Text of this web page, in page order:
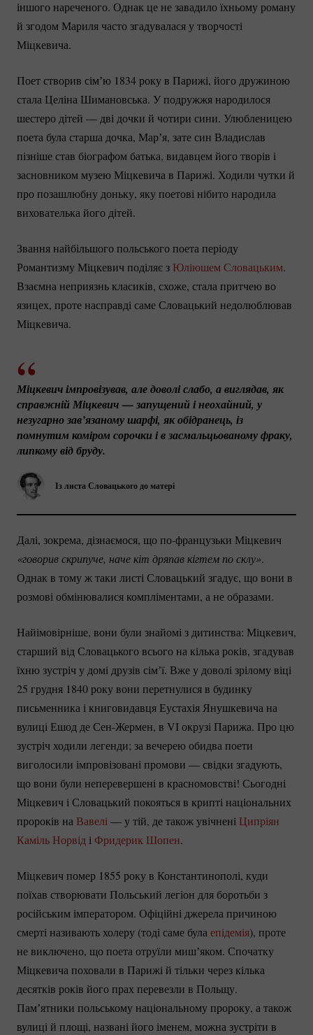
іншого нареченого. Однак це не завадило їхньому роману
й згодом Мариля часто згадувалася у творчості
Міцкевича.
Поет створив сімʼю 1834 року в Парижі, його дружиною
стала Целіна Шимановська. У подружжя народилося
шестеро дітей — дві дочки й чотири сини. Улюбленицею
поета була старша дочка, Марʼя, зате син Владислав
пізніше став біографом батька, видавцем його творів і
засновником музею Міцкевича в Парижі. Ходили чутки й
про позашлюбну доньку, яку поетові нібито народила
вихователька його дітей.
Звання найбільшого польського поета періоду
Романтизму Міцкевич поділяє з Юліюшем Словацьким.
Взаємна неприязнь класиків, схоже, стала притчею во
язицех, проте насправді саме Словацький недолюблював
Міцкевича.
Із листа Словацького до матері
Міцкевич імпровізував, але доволі слабо, а виглядав, як
справжній Міцкевич — запущений і неохайний, у
незугарно зав’язаному шарфі, як обідранець, із
помнутим коміром сорочки і в засмальцьованому фраку,
липкому від бруду.
Далі, зокрема, дізнаємося, щопо-французьки Міцкевич
«говорив скрипуче, наче кіт дряпав кігтем по склу».
Однак в тому ж таки листі Словацький згадує, що вони в
розмові обмінювалися компліментами, а не образами.
Найімовірніше, вони були знайомі з дитинства: Міцкевич,
старший від Словацького всього на кілька років, згадував
їхню зустріч у домі друзів сімʼї. Вже у доволі зрілому віці
25 грудня 1840 року вони перетнулися в будинку
письменника і книговидавця Еустахія Янушкевича на
вулиці Ешод деСен-Жермен, в VI окрузі Парижа. Про цю
зустріч ходили легенди; за вечерею обидва поети
виголосили імпровізовані промови — свідки згадують,
що вони були неперевершені в красномовстві! Сьогодні
Міцкевич і Словацький покояться в крипті національних
пророків на Вавелі— у тій, де також увічнені Ципріян
Каміль Норвід іФридерик Шопен.
Міцкевич помер 1855 року в Константинополі, куди
поїхав створювати Польський легіон для боротьби з
російським імператором. Офіційні джерела причиною
смерті називають холеру (тоді саме булаепідемія), проте
не виключено, що поета отруїли мишʼяком. Спочатку
Міцкевича поховали в Парижі й тільки через кілька
десятків років його прах перевезли в Польщу.
Памʼятники польському національному пророку, а також
вулиці й площі, названі його іменем, можна зустріти в